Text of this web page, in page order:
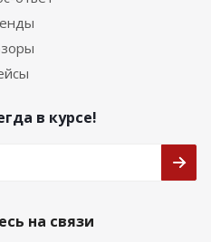
в курсе!
на связи